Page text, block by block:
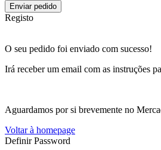
Enviar pedido
Registo
O seu pedido foi enviado com sucesso!
Irá receber um email com as instruções
Aguardamos por si brevemente no
Voltar à homepage
Definir Password